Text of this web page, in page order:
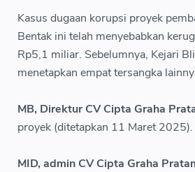
Kasus dugaan korupsi proyek
Bentak ini telah menyebabkan
Rp5,1 miliar. Sebelumnya, Kejari
menetapkan empat tersangka
MB, Direktur CV Cipta Graha
proyek (ditetapkan 11 Maret 2025).
MID, admin CV Cipta Graha